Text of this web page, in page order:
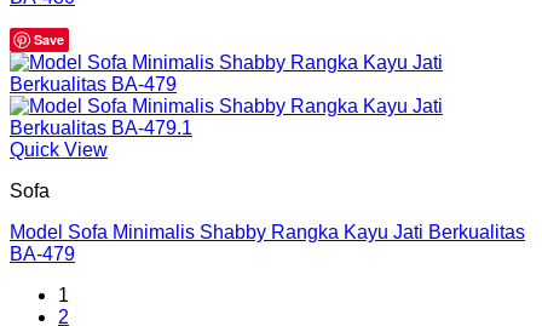
Save
Quick View
Sofa
Model Sofa Minimalis Shabby Rangka Kayu Jati Berkualitas
BA-479
1
2